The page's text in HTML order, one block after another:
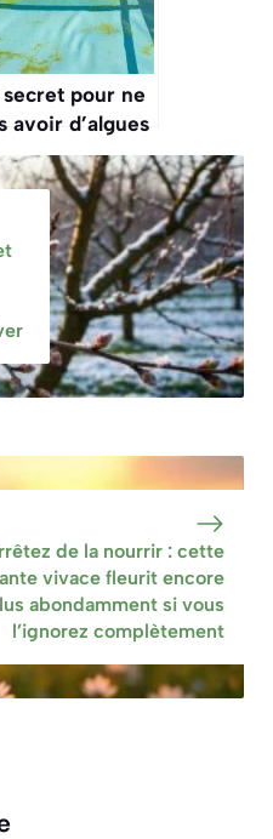
secret pour ne
avoir d’algues
se
sous
bâche de
durant
de la nourrir : cette
vivace fleurit encore
abondamment si vous
l’ignorez complètement